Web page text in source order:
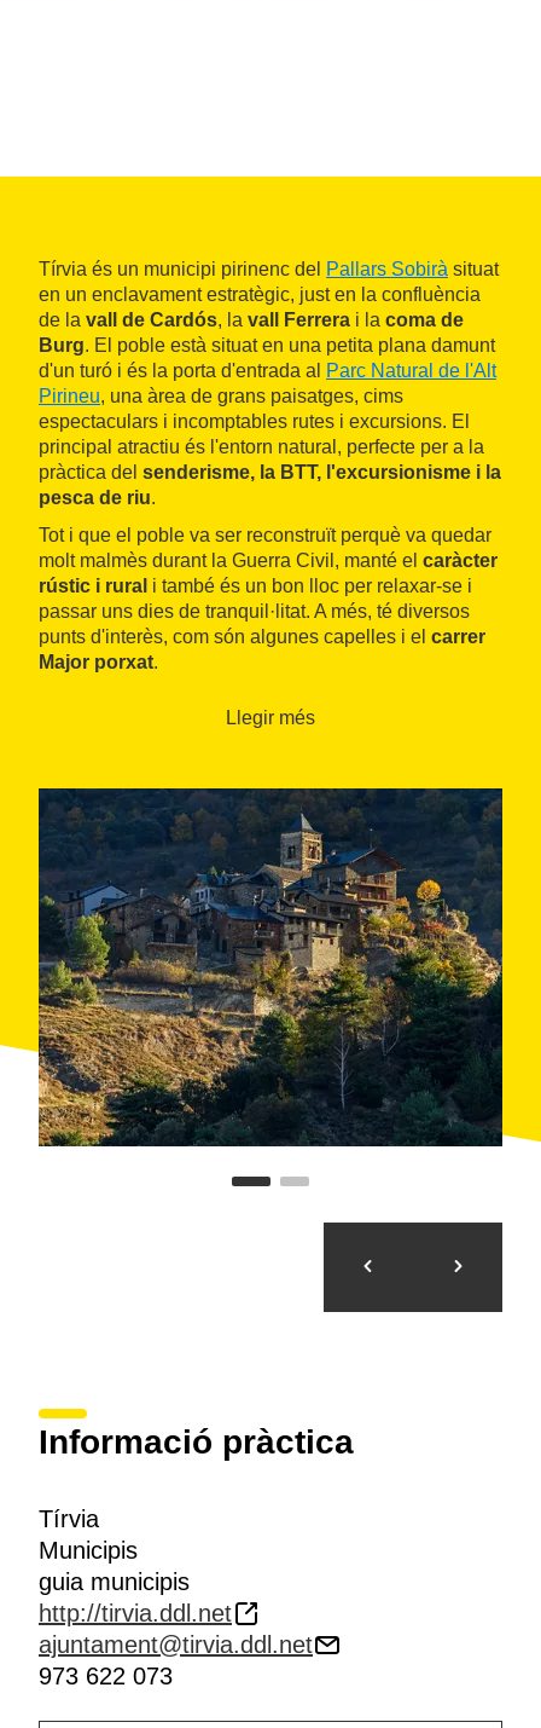
Tírvia és un municipi pirinenc del Pallars Sobirà situat
en un enclavament estratègic, just en la confluència
de la vall de Cardós, la vall Ferrera i la coma de
Burg. El poble està situat en una petita plana damunt
d'un turó i és la porta d'entrada al
Parc Natural de l'Alt
Pirineu, una àrea de grans paisatges, cims
espectaculars i incomptables rutes i excursions. El
principal atractiu és l'entorn natural, perfecte per a la
pràctica del senderisme, la BTT, l'excursionisme i la
pesca de riu.
Tot i que el poble va ser reconstruït perquè va quedar
molt malmès durant la Guerra Civil, manté el caràcter
rústic i rural i també és un bon lloc per relaxar-se i
passar uns dies de tranquil·litat. A més, té diversos
punts d'interès, com són algunes capelles i el carrer
Major porxat.
Llegir més
Informació pràctica
Tírvia
Municipis
guia municipis
http://tirvia.ddl.net
ajuntament@tirvia.ddl.net
973 622 073